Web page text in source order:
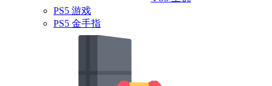
PS5 游戏
PS5 金手指